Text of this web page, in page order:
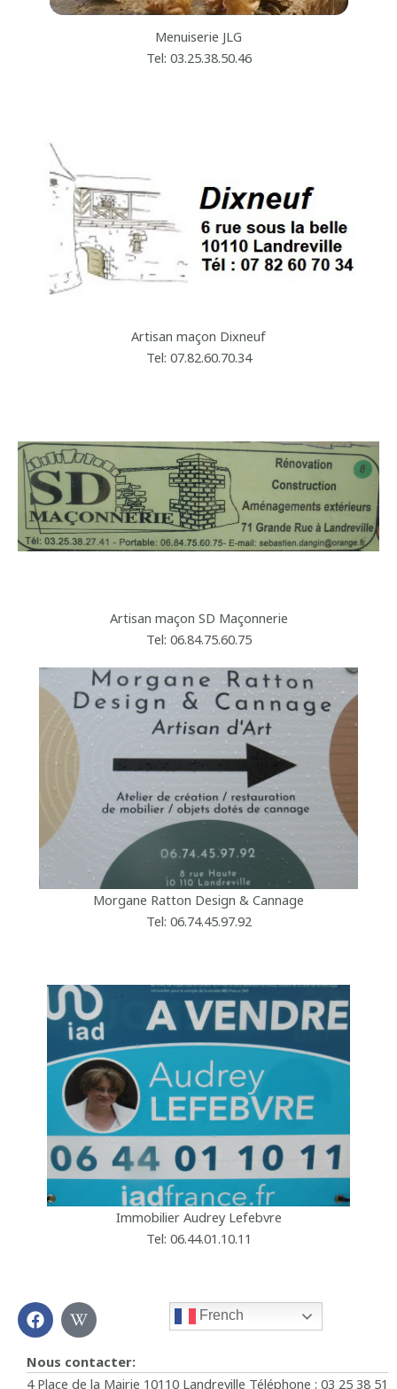
Menuiserie JLG
Tel: 03.25.38.50.46
Artisan maçon Dixneuf
Tel: 07.82.60.70.34
Artisan maçon SD Maçonnerie
Tel: 06.84.75.60.75
Morgane Ratton Design & Cannage
Tel: 06.74.45.97.92
Immobilier Audrey Lefebvre
Tel: 06.44.01.10.11
F
a
c
e
b
W
i
k
i
p
French
Nous contacter:
4 Place de la Mairie 10110 Landreville Téléphone : 03 25 38 51